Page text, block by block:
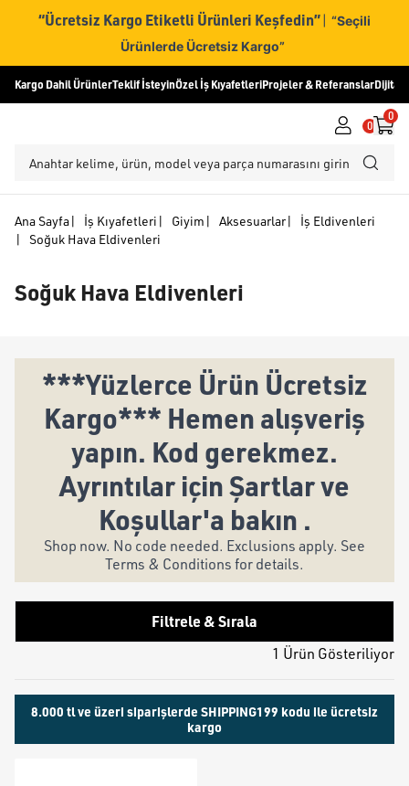
“Ücretsiz Kargo Etiketli Ürünleri Keşfedin” | “Seçili
Ürünlerde Ücretsiz Kargo”
Kargo Dahil ÜrünlerTeklif İsteyinÖzel İş KıyafetleriProjeler & ReferanslarDijital
0
0
Ana Sayfa| İş Kıyafetleri | Giyim | Aksesuarlar|
İş Eldivenleri
|
Soğuk Hava Eldivenleri
Soğuk Hava Eldivenleri
***Yüzlerce Ürün Ücretsiz
Kargo*** Hemen alışveriş
yapın. Kod gerekmez.
Ayrıntılar için Şartlar ve
Koşullar'a bakın .
Shop now. No code needed. Exclusions apply. See
Terms & Conditions for details.
Filtrele & Sırala
1 Ürün Gösteriliyor
8.000 tl ve üzeri siparişlerde SHIPPING199 kodu ile ücretsiz
kargo